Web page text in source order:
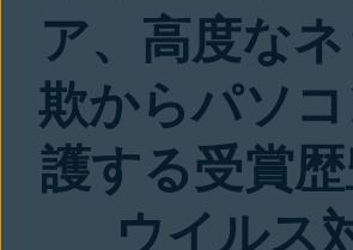
ア、高度な
欺からパソ
護する受賞
ウイルス